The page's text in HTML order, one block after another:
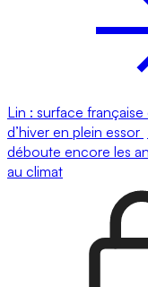
Lin : surface
d’hiver en plein essor
déboute encore les
au climat